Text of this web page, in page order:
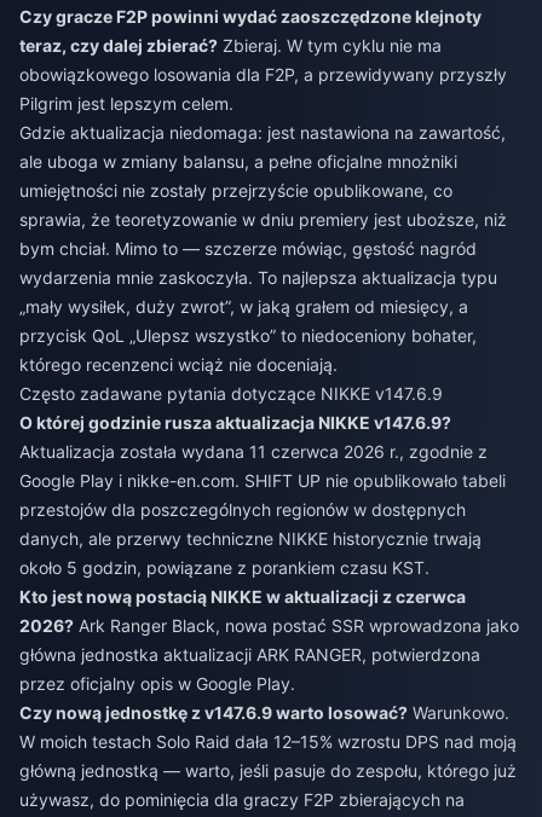
Czy gracze F2P powinni wydać zaoszczędzone klejnoty
teraz, czy dalej zbierać? Zbieraj. W tym cyklu nie ma
obowiązkowego losowania dla F2P, a przewidywany przyszły
Pilgrim jest lepszym celem.
Gdzie aktualizacja niedomaga: jest nastawiona na zawartość,
ale uboga w zmiany balansu, a pełne oficjalne mnożniki
umiejętności nie zostały przejrzyście opublikowane, co
sprawia, że teoretyzowanie w dniu premiery jest uboższe, niż
bym chciał. Mimo to — szczerze mówiąc, gęstość nagród
wydarzenia mnie zaskoczyła. To najlepsza aktualizacja typu
„mały wysiłek, duży zwrot”, w jaką grałem od miesięcy, a
przycisk QoL „Ulepsz wszystko” to niedoceniony bohater,
którego recenzenci wciąż nie doceniają.
Często zadawane pytania dotyczące NIKKE v147.6.9
O której godzinie rusza aktualizacja NIKKE v147.6.9?
Aktualizacja została wydana 11 czerwca 2026 r., zgodnie z
Google Play i nikke-en.com. SHIFT UP nie opublikowało tabeli
przestojów dla poszczególnych regionów w dostępnych
danych, ale przerwy techniczne NIKKE historycznie trwają
około 5 godzin, powiązane z porankiem czasu KST.
Kto jest nową postacią NIKKE w aktualizacji z czerwca
2026? Ark Ranger Black, nowa postać SSR wprowadzona jako
główna jednostka aktualizacji ARK RANGER, potwierdzona
przez oficjalny opis w Google Play.
Czy nową jednostkę z v147.6.9 warto losować? Warunkowo.
W moich testach Solo Raid dała 12–15% wzrostu DPS nad moją
główną jednostką — warto, jeśli pasuje do zespołu, którego już
używasz, do pominięcia dla graczy F2P zbierających na